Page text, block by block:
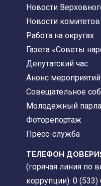
Новости
Новости
Работа на округах
Газета «Советы
Депутатский час
Анонс мероприятий
Совещательное
Молодежный
Фоторепортаж
Пресс-служба
ТЕЛЕФОН
(горячая линия по
коррупции): 0